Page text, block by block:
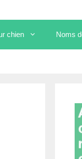
chien Noms